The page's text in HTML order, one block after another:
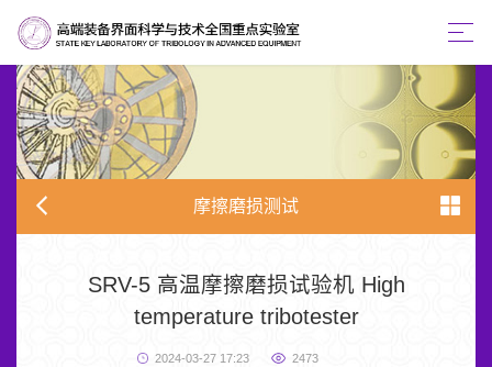
摩擦磨损测试
SRV-5 高温摩擦磨损试验机 High
temperature tribotester
2024-03-27 17:23 2473